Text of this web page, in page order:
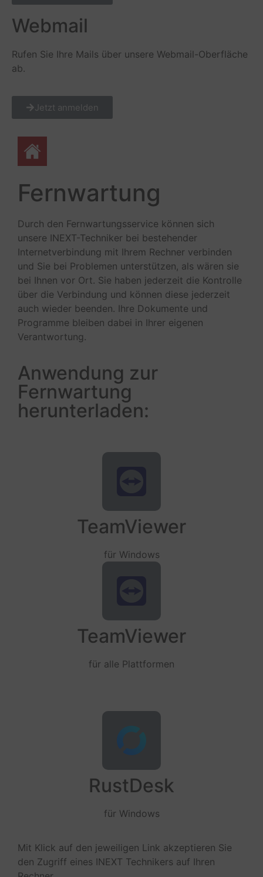
Webmail
Rufen Sie Ihre Mails über unsere Webmail-Oberfläche
ab.
Jetzt anmelden
Fernwartung
Durch den Fernwartungsservice können sich
unsere INEXT-Techniker bei bestehender
Internetverbindung mit Ihrem Rechner verbinden
und Sie bei Problemen unterstützen, als wären sie
bei Ihnen vor Ort. Sie haben jederzeit die Kontrolle
über die Verbindung und können diese jederzeit
auch wieder beenden. Ihre Dokumente und
Programme bleiben dabei in Ihrer eigenen
Verantwortung.
Anwendung zur
Fernwartung
herunterladen:
TeamViewer
für Windows
TeamViewer
für alle Plattformen
RustDesk
für Windows
Mit Klick auf den jeweiligen Link akzeptieren Sie
den Zugriff eines INEXT Technikers auf Ihren